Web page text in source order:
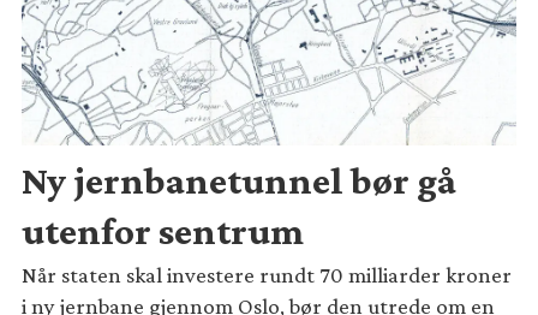
Ny jernbanetunnel bør gå
utenfor sentrum
Når staten skal investere rundt 70 milliarder kroner
i ny jernbane gjennom Oslo, bør den utrede om en